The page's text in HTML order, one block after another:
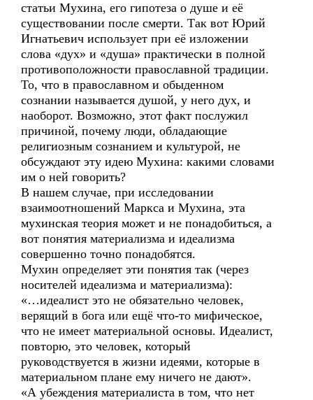
статьи Мухина, его гипотеза о душе и её
существовании после смерти. Так вот Юрий
Игнатьевич использует при её изложении
слова «дух» и «душа» практически в полной
противоположности православной традиции.
То, что в православном и обыденном
сознании называется душой, у него дух, и
наоборот. Возможно, этот факт послужил
причиной, почему люди, обладающие
религиозным сознанием и культурой, не
обсуждают эту идею Мухина: какими словами
им о ней говорить?
В нашем случае, при исследовании
взаимоотношений Маркса и Мухина, эта
мухинская теория может и не понадобиться, а
вот понятия материализма и идеализма
совершенно точно понадобятся.
Мухин определяет эти понятия так (через
носителей идеализма и материализма):
«…идеалист это не обязательно человек,
верящий в бога или ещё что-то мифическое,
что не имеет материальной основы. Идеалист,
повторю, это человек, который
руководствуется в жизни идеями, которые в
материальном плане ему ничего не дают».
«А убеждения материалиста в том, что нет